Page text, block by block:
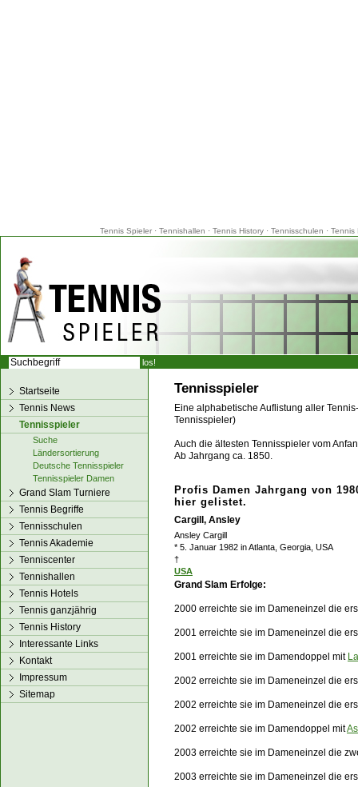
Tennis Spieler· Tennishallen · Tennis History· Tennisschulen · Tennis
Tennisspieler
Eine alphabetische Auflistung aller
Tennisspieler)
Auch die ältesten Tennisspieler vom
Ab Jahrgang ca. 1850.
Profis Damen Jahrgang von
hier gelistet.
Cargill, Ansley
Ansley Cargill
* 5. Januar 1982 in Atlanta, Georgia, USA
†
USA
Grand Slam Erfolge:
2000 erreichte sie im Dameneinzel die
2001 erreichte sie im Dameneinzel die
2001 erreichte sie im Damendoppel mit
2002 erreichte sie im Dameneinzel die
2002 erreichte sie im Dameneinzel die
2002 erreichte sie im Damendoppel mit
2003 erreichte sie im Dameneinzel die
2003 erreichte sie im Dameneinzel die
Startseite
Tennis News
Tennisspieler
Suche
Ländersortierung
Deutsche Tennisspieler
Tennisspieler Damen
Grand Slam Turniere
Tennis Begriffe
Tennisschulen
Tennis Akademie
Tenniscenter
Tennishallen
Tennis Hotels
Tennis ganzjährig
Tennis History
Interessante Links
Kontakt
Impressum
Sitemap
los!